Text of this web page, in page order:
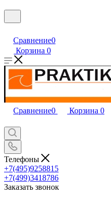
Сравнение0
Корзина 0
Сравнение0 Корзина 0
Телефоны
+7(495)9258815
+7(499)3418786
Заказать звонок